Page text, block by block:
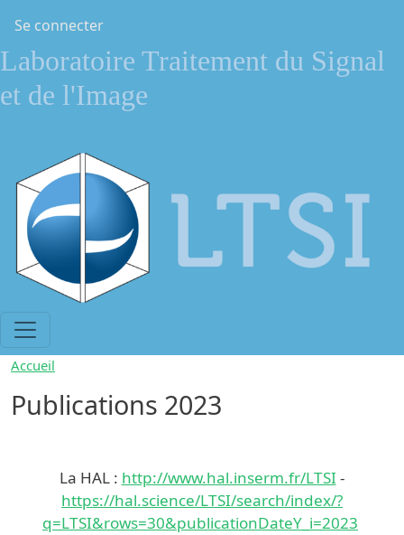
Menu du compte de l'utilisateur
Se connecter
Laboratoire Traitement du Signal
et de l'Image
Accueil
Publications 2023
La HAL : http://www.hal.inserm.fr/LTSI -
https://hal.science/LTSI/search/index/?
q=LTSI&rows=30&publicationDateY_i=2023